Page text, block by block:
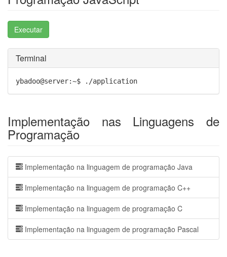
Executar
Terminal
ybadoo@server:~$ ./application
Implementação nas Linguagens de
Programação
Implementação na linguagem de programação Java
Implementação na linguagem de programação C++
Implementação na linguagem de programação C
Implementação na linguagem de programação Pascal